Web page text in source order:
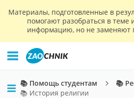
Материалы, подготовленные в
помогают разобраться в теме
информацию, но не заменяют
📚 Помощь студентам
📚
📚 История религии